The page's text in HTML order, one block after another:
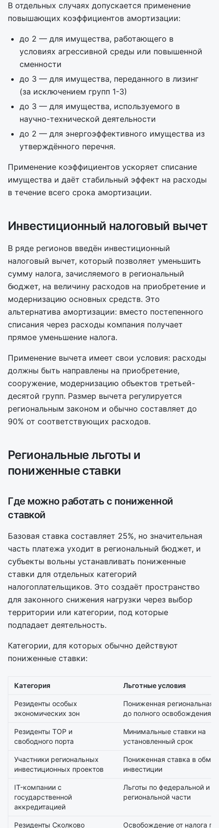
В отдельных случаях допускается применение
повышающих коэффициентов амортизации:
до 2 — для имущества, работающего в
условиях агрессивной среды или повышенной
сменности
до 3 — для имущества, переданного в лизинг
(за исключением групп 1-3)
до 3 — для имущества, используемого в
научно-технической деятельности
до 2 — для энергоэффективного имущества из
утверждённого перечня.
Применение коэффициентов ускоряет списание
имущества и даёт стабильный эффект на расходы
в течение всего срока амортизации.
Инвестиционный налоговый вычет
В ряде регионов введён инвестиционный
налоговый вычет, который позволяет уменьшить
сумму налога, зачисляемого в региональный
бюджет, на величину расходов на приобретение и
модернизацию основных средств. Это
альтернатива амортизации: вместо постепенного
списания через расходы компания получает
прямое уменьшение налога.
Применение вычета имеет свои условия: расходы
должны быть направлены на приобретение,
сооружение, модернизацию объектов третьей-
десятой групп. Размер вычета регулируется
региональным законом и обычно составляет до
90% от соответствующих расходов.
Региональные льготы и
пониженные ставки
Где можно работать с пониженной
ставкой
Базовая ставка составляет 25%, но значительная
часть платежа уходит в региональный бюджет, и
субъекты вольны устанавливать пониженные
ставки для отдельных категорий
налогоплательщиков. Это создаёт пространство
для законного снижения нагрузки через выбор
территории или категории, под которые
подпадает деятельность.
Категории, для которых обычно действуют
пониженные ставки:
Категория Льготные условия
Резиденты особых
экономических зон
Пониженная региональная
до полного освобождения
Резиденты ТОР и
свободного порта
Минимальные ставки на
установленный срок
Участники региональных
инвестиционных проектов
Пониженная ставка в
инвестиции
IT-компании с
государственной
аккредитацией
Льготы по федеральной и
региональной части
Резиденты Сколково Освобождение от налога